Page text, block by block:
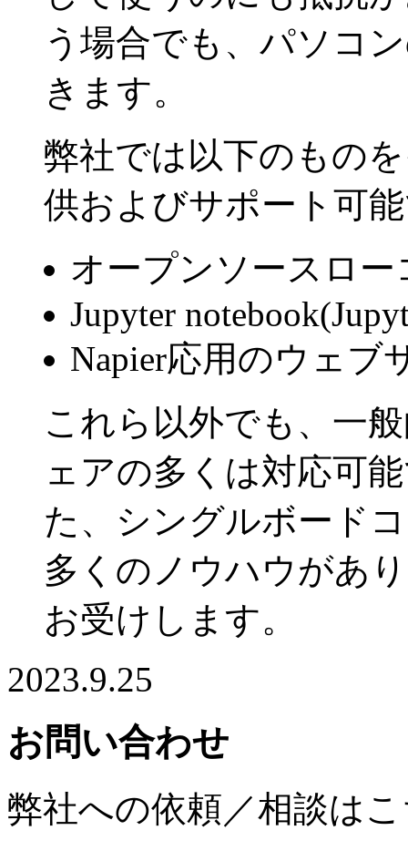
う場合でも、パソコ
きます。
弊社では以下のもの
供およびサポート可
オープンソースロ
Jupyter
Napier応用のウェブ
これら以外でも、一
ェアの多くは対応可
た、シングルボード
多くのノウハウがあ
お受けします。
2023.9.25
お問い合わせ
弊社への依頼／相談は